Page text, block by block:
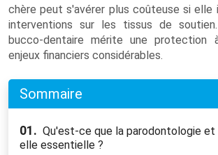
chère peut s'avérer plus coûteuse si elle
interventions sur les tissus de
bucco-dentaire mérite une protection
enjeux financiers considérables.
Sommaire
01. Qu'est-ce que la parodontologie et
elle essentielle ?